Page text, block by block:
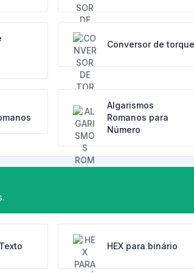
Conversor de torque
Algarismos
Romanos para
Número
HEX para binário